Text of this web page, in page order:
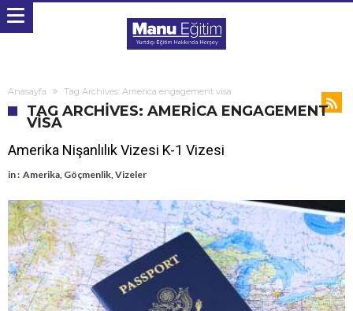
Anasayfa Tag Archives: America engagement visa
TAG ARCHIVES: AMERICA ENGAGEMENT
VISA
Amerika Nişanlılık Vizesi K-1 Vizesi
in : Amerika, Göçmenlik,Vizeler